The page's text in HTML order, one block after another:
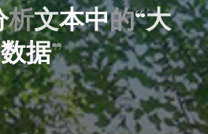
析文本中的“大
数据”